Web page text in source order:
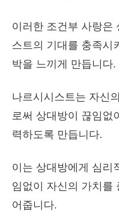
이러한 조건부 사랑은
스트의 기대를 충족시
박을 느끼게 만듭니다.
나르시시스트는 자신
로써 상대방이 끊임없
력하도록 만듭니다.
이는 상대방에게 심리
임없이 자신의 가치를
어줍니다.